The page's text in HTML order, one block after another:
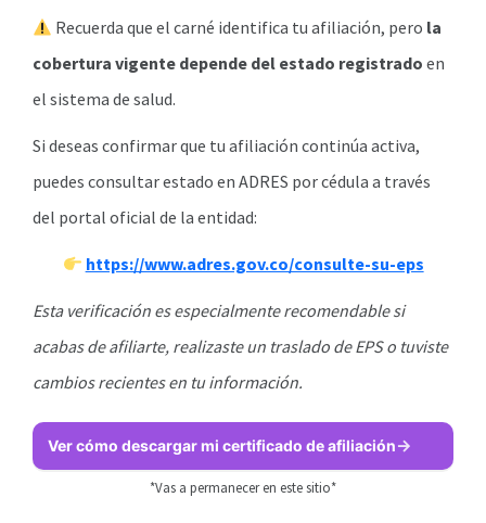
Recuerda que el carné identifica tu afiliación, pero la
cobertura vigente depende del estado registrado en
el sistema de salud.
Si deseas confirmar que tu afiliación continúa activa,
puedes consultar estado en ADRES por cédula a través
del portal oficial de la entidad:
https://www.adres.gov.co/consulte-su-eps
Esta verificación es especialmente recomendable si
acabas de afiliarte, realizaste un traslado de EPS o tuviste
cambios recientes en tu información.
Ver cómo descargar mi certificado de afiliación
*Vas a permanecer en este sitio*